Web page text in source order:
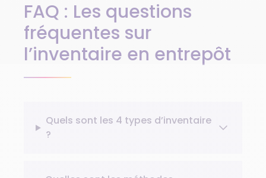
FAQ : Les questions
fréquentes sur
l’inventaire en entrepôt
Quels sont les 4 types d’inventaire
?